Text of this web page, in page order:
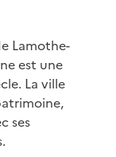
Lamothe-
est une
La ville
ses